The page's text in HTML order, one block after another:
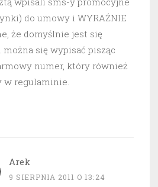
do umowy i WYRAŹNIE
że domyślnie jest się
można się wypisać pisząc
numer, który również
w regulaminie.
Arek
9 SIERPNIA 2011 O 13:24